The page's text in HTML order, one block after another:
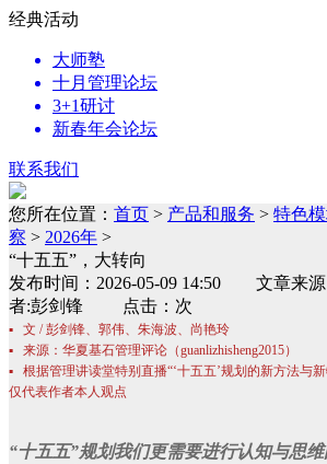
经典活动
大师塾
十月管理论坛
3+1研讨
新春年会论坛
联系我们
您所在位置： 首页 > 产品和服务 > 特色
察 > 2026年 >
“十五五”，大转向
发布时间：2026-05-09 14:50 文章
者:彭剑锋 点击：次
▪ 文 / 彭剑锋、郭伟、朱海波、尚艳玲
▪ 来源：华夏基石管理评论（guanlizhisheng2015）
▪ 根据管理讲读堂特别直播“‘十五五’规划的新方法与
仅代表作者本人观点
“十五五”规划我们更需要进行认知与思